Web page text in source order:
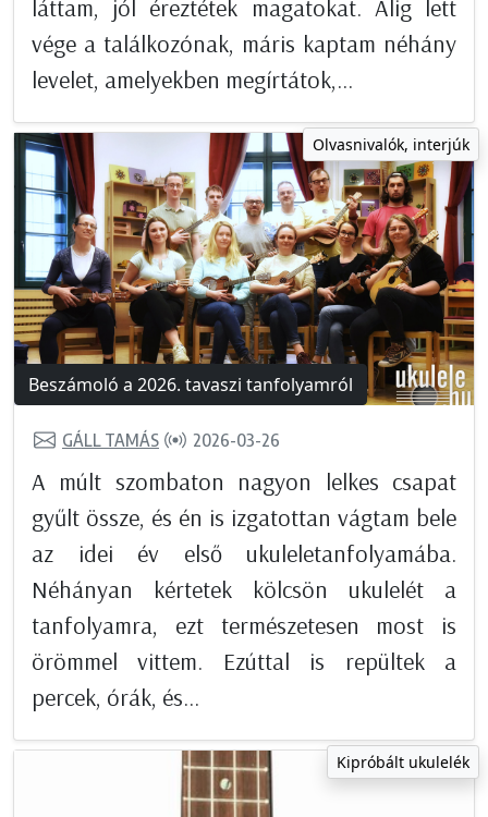
láttam, jól éreztétek magatokat. Alig lett
vége a találkozónak, máris kaptam néhány
levelet, amelyekben megírtátok,...
Olvasnivalók, interjúk
Beszámoló a 2026. tavaszi tanfolyamról
GÁLL TAMÁS 2026-03-26
A múlt szombaton nagyon lelkes csapat
gyűlt össze, és én is izgatottan vágtam bele
az idei év első ukuleletanfolyamába.
Néhányan kértetek kölcsön ukulelét a
tanfolyamra, ezt természetesen most is
örömmel vittem. Ezúttal is repültek a
percek, órák, és...
Kipróbált ukulelék